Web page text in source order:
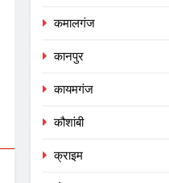
कमालगंज
कानपुर
कायमगंज
कौशांबी
क्राइम